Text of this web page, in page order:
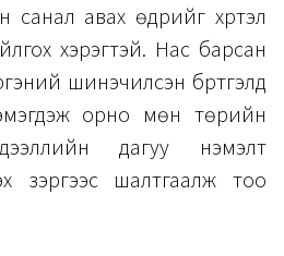
авах өдрийг хүртэл
хэрэгтэй. Нас барсан
шинэчилсэн бүртгэлд
орно мөн төрийн
дагуу нэмэлт
зэргээс шалтгаалж тоо